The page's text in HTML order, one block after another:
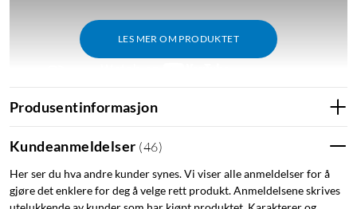
LES MER OM PRODUKTET
Produsentinformasjon
Kundeanmeldelser (46)
Her ser du hva andre kunder synes. Vi viser alle anmeldelser for å
gjøre det enklere for deg å velge rett produkt. Anmeldelsene skrives